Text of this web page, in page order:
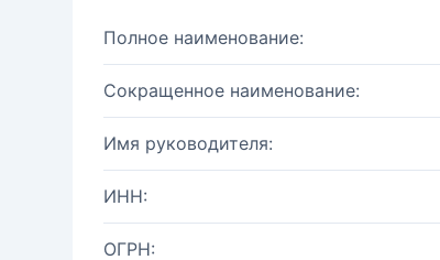
Полное наименование:
Сокращенное наименование:
Имя руководителя:
ИНН:
ОГРН: